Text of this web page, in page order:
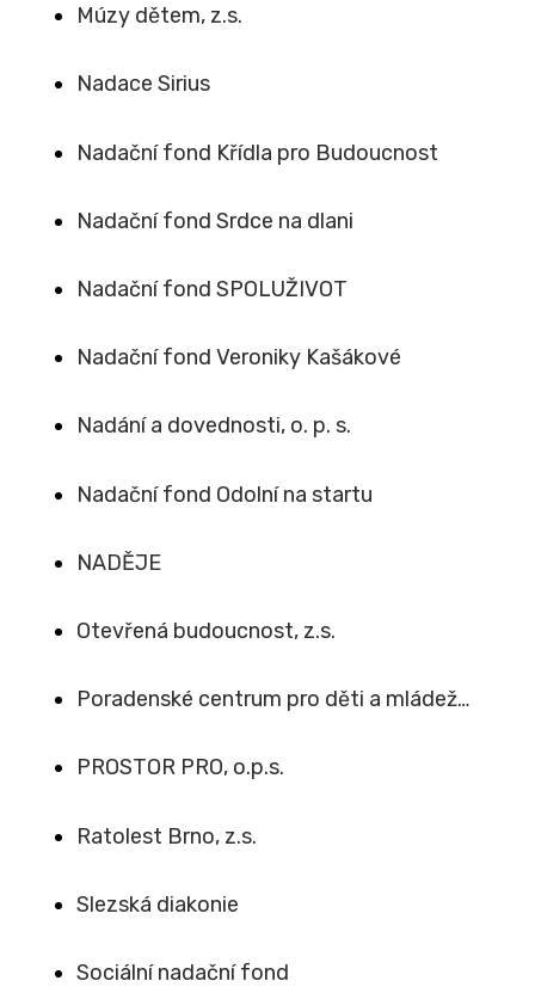
Múzy dětem, z.s.
Nadace Sirius
Nadační fond Křídla pro Budoucnost
Nadační fond Srdce na dlani
Nadační fond SPOLUŽIVOT
Nadační fond Veroniky Kašákové
Nadání a dovednosti, o. p. s.
Nadační fond Odolní na startu
NADĚJE
Otevřená budoucnost, z.s.
Poradenské centrum pro děti a mládež…
PROSTOR PRO, o.p.s.
Ratolest Brno, z.s.
Slezská diakonie
Sociální nadační fond